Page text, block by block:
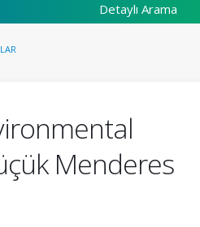
Detaylı Arama
Menderes